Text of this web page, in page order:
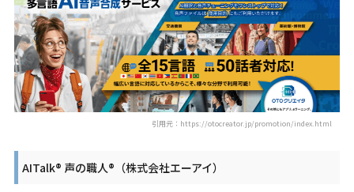
引用元：https://otocreator.jp/promotion/index.html
AITalk® 声の職人®（株式会社エーアイ）